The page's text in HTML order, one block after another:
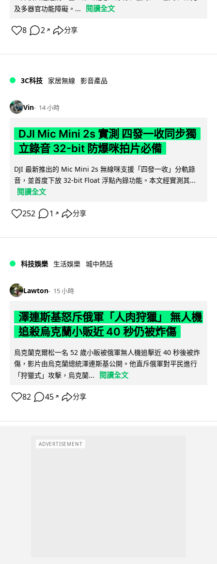
及多器官功能障礙。...
閱讀全文
8 2 ↗ 分享
3C科技 家居無線 影音產品
Vin 14 小時
DJI Mic Mini 2s 實測 四發一收同步獨
立錄音 32-bit 防爆咪拍片必備
DJI 最新推出的 Mic Mini 2s 無線咪支援「四發一收」分軌錄
音，並首度下放 32-bit Float 浮點內錄功能。本文經實測其...
閱讀全文
252 1 ↗ 分享
科技娛樂 生活娛樂 城中熱話
Lawton 15 小時
澤連斯基怒斥俄軍「人肉狩獵」 無人機
追殺烏克蘭小販近 40 秒仍被炸傷
烏克蘭克爾松一名 52 歲小販被俄軍無人機追擊近 40 秒後被炸
傷，影片由烏克蘭總統澤連斯基公開。他直斥俄軍對平民進行
「狩獵式」攻擊，烏克蘭...
閱讀全文
82 45 ↗ 分享
ADVERTISEMENT